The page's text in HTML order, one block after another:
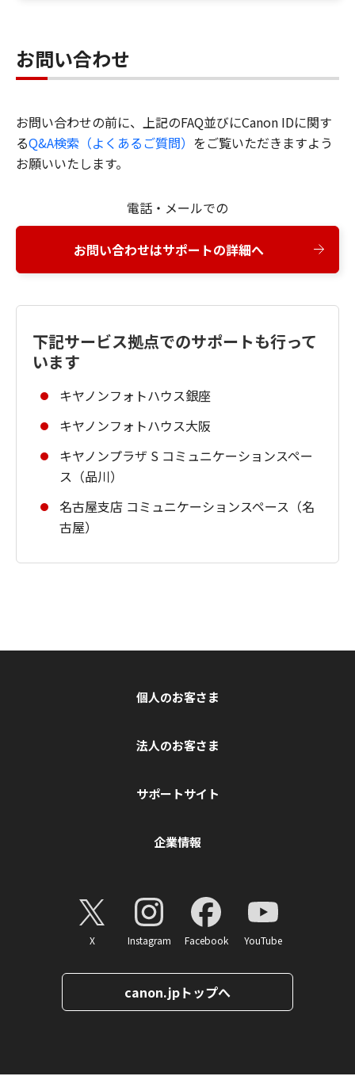
お問い合わせ
お問い合わせの前に、上記のFAQ並びにCanon IDに関す
るQ&A検索（よくあるご質問） をご覧いただきますよう
お願いいたします。
電話・メールでの
お問い合わせはサポートの詳細へ
下記サービス拠点でのサポートも行って
います
キヤノンフォトハウス銀座
キヤノンフォトハウス大阪
キヤノンプラザ S コミュニケーションスペー
ス（品川）
名古屋支店 コミュニケーションスペース（名
古屋）
個人のお客さま
法人のお客さま
サポートサイト
企業情報
X Instagram Facebook YouTube
canon.jpトップへ